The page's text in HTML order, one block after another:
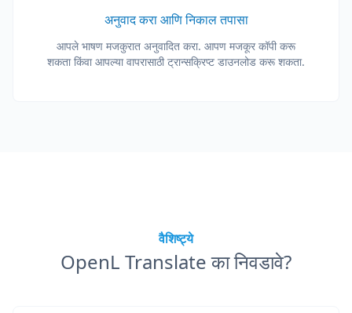
अनुवाद करा आणि निकाल तपासा
आपले भाषण मजकुरात अनुवादित करा. आपण मजकूर कॉपी करू
शकता किंवा आपल्या वापरासाठी ट्रान्सक्रिप्ट डाउनलोड करू शकता.
वैशिष्ट्ये
OpenL Translate का निवडावे?